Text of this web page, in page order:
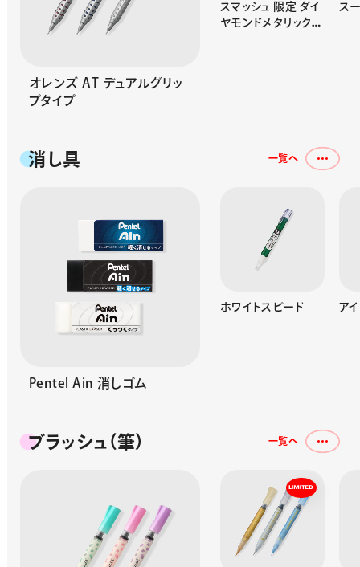
オレンズ AT デュアルグリッ
プタイプ
マルチ8
スマッシュ 限定 ダイ
ヤモンドメタリックカ
ス
消し具
Pentel Ain 消しゴム
クリックイレーザー ホワイトスピード ア
一覧へ
ブラッシュ（筆） 一覧へ